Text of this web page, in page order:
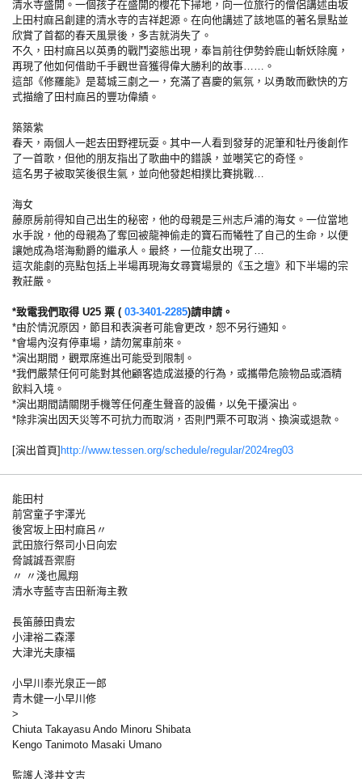
清水寺盛開。一個孩子在盛開的櫻花下掃地，向一位旅行的僧侶講述由坂
上田村麻呂創建的清水寺的吉祥起源。在向他講述了該地區的著名景點並
欣賞了首都的春天風景後，多吉就消失了。
不久，田村麻呂以英勇的戰鬥姿態出現，奉旨前往伊勢鈴鹿山斬妖除魔，
再現了他如何借助千手觀世音獲得偉大勝利的故事……。
這部《修羅能》是葛城三劇之一，充滿了喜慶的氣氛，以勇敢而歡快的方
式描繪了田村麻呂的豐功偉績。
築築紫
春天，兩個人一起去田野裡玩耍。其中一人看到發芽的泥筆和牡丹後創作
了一首歌，但他的朋友指出了歌曲中的錯誤，並嘲笑它的奇怪。
這名男子被取笑後很生氣，並向他發起相撲比賽挑戰…
海女
藤原房前得知自己出生的秘密，他的母親是三州志戶浦的海女。一位當地
水手說，他的母親為了奪回被龍神偷走的寶石而犧牲了自己的生命，以便
讓她成為塔海勳爵的繼承人。最終，一位龍女出現了…
這次能劇的亮點包括上半場再現海女尋寶場景的《玉之壇》和下半場的宗
教莊嚴。
*致電我們取得 U25 票 ( 03-3401-2285)請申請。
*由於情況原因，節目和表演者可能會更改，恕不另行通知。
*會場內沒有停車場，請勿駕車前來。
*演出期間，觀眾席進出可能受到限制。
*我們嚴禁任何可能對其他顧客造成滋擾的行為，或攜帶危險物品或酒精
飲料入境。
*演出期間請關閉手機等任何產生聲音的設備，以免干擾演出。
*除非演出因天災等不可抗力而取消，否則門票不可取消、換演或退款。
[演出首頁] http://www.tessen.org/schedule/regular/2024reg03
能田村
前宮童子宇澤光
後宮坂上田村麻呂〃
武田旅行祭司小日向宏
脅誠誠吾禦廚
〃 〃淺也鳳翔
清水寺藍寺吉田新海主教
長笛藤田貴宏
小津裕二森澤
大津光夫康福
小早川泰光泉正一郎
青木健一小早川修
>
Chiuta Takayasu Ando Minoru Shibata
Kengo Tanimoto Masaki Umano
監護人淺井文吉